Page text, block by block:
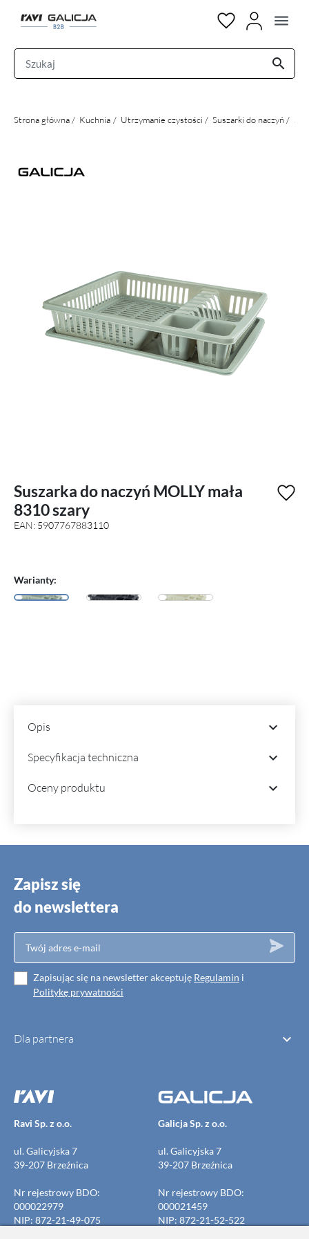
menu
search
Strona główna Kuchnia Utrzymanie czystości Suszarki do naczyń
Suszarka do naczyń MOLLY mała
8310 szary
EAN: 5907767883110
Warianty:
Opis 
Specyfikacja techniczna 
Oceny produktu 
Zapisz się
do newslettera
Zapisując się na newsletter akceptuję Regulamin i
Politykę prywatności
Dla partnera 
Ravi Sp. z o.o.
ul. Galicyjska 7
39-207 Brzeźnica
Nr rejestrowy BDO:
000022979
NIP: 872-21-49-075
Galicja Sp. z o.o.
ul. Galicyjska 7
39-207 Brzeźnica
Nr rejestrowy BDO:
000021459
NIP: 872-21-52-522